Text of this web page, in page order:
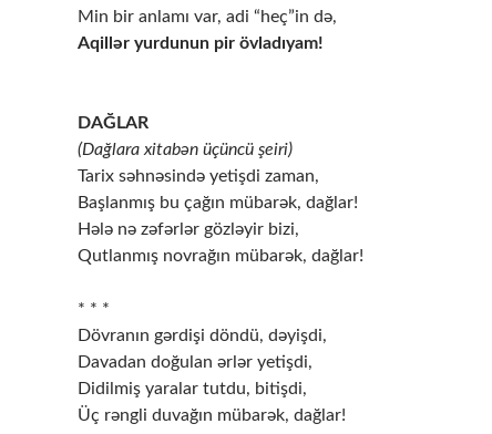
Min bir anlamı var, adi “heç”in də,
Aqillər yurdunun pir övladıyam!
DAĞLAR
(Dağlara xitabən üçüncü şeiri)
Tarix səhnəsində yetişdi zaman,
Başlanmış bu çağın mübarək, dağlar!
Hələ nə zəfərlər gözləyir bizi,
Qutlanmış novrağın mübarək, dağlar!
* * *
Dövranın gərdişi döndü, dəyişdi,
Davadan doğulan ərlər yetişdi,
Didilmiş yaralar tutdu, bitişdi,
Üç rəngli duvağın mübarək, dağlar!